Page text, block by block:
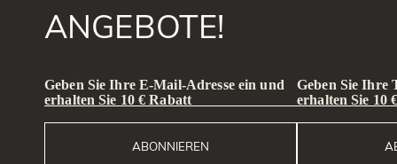
ANGEBOTE!
Geben Sie Ihre E-Mail-Adresse ein und
erhalten Sie 10 € Rabatt
ABONNIEREN
Geben Sie Ihre
erhalten Sie 10